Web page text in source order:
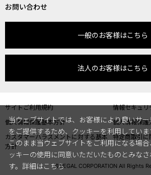
お問い合わせ
一般のお客様はこちら
法人のお客様はこちら
サイトご利用規約
情報セキュリ
個人情報保護基本方針
個人情報保護
カスタマーハラスメントに対する基本
方針
特定商取引に
©REGAL CORPORATION All Rights
当ウェブサイトでは、お客様により良いサー
をご提供するため、クッキーを利用していま
このまま当ウェブサイトをご利用になる場合
ッキーの使用に同意いただいたものとみなさ
す。 詳細はこちら